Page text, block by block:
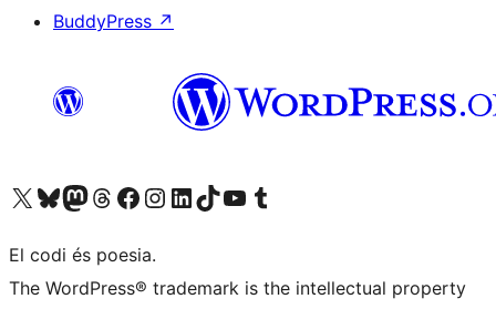
BuddyPress ↗
Visiteu el nostre compte X (abans Twitter)
Visiteu el nostre compte de Bluesky
Visiteu el nostre compte al Mastodon
Visiteu el nostre compte de Threads
Visiteu la nostra pàgina al Facebook
Visiteu el nostre compte d'Instagram
Visiteu el nostre compte de LinkedIn
Visiteu el nostre compte de TikTok
Visiteu el nostre canal al YouTube
Visiteu el nostre compte de Tumblr
El codi és poesia.
The WordPress® trademark is the intellectual property